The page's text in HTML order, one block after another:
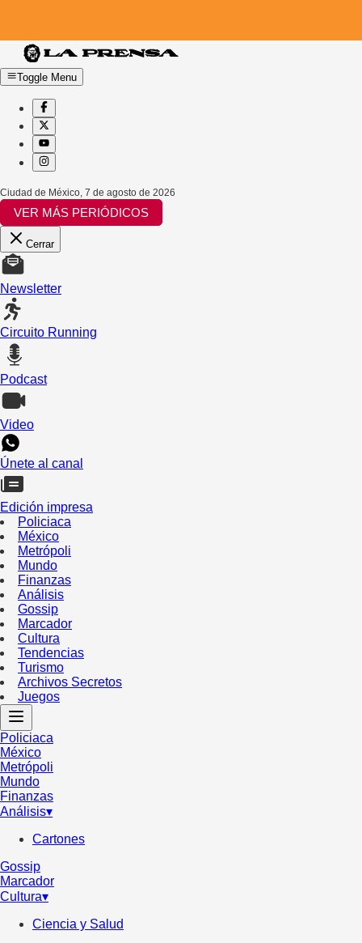
Toggle Menu
Ciudad de México 7 de agosto de 2026
VER MÁS PERIÓDICOS
Cerrar
Newsletter
Circuito Running
Podcast
Video
Únete al canal
Edición impresa
Policiaca
México
Metrópoli
Mundo
Finanzas
Análisis
Gossip
Marcador
Cultura
Tendencias
Turismo
Archivos Secretos
Juegos
Policiaca
México
Metrópoli
Mundo
Finanzas
Análisis▾
Cartones
Gossip
Marcador
Cultura▾
Ciencia y Salud